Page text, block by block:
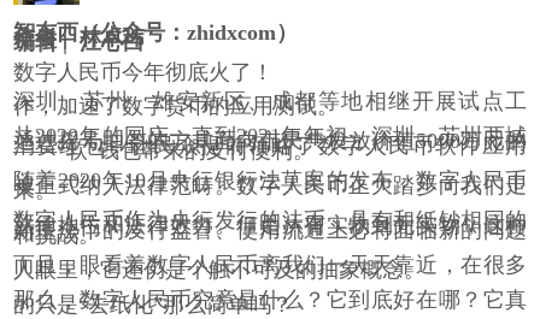
智东西（公众号： zhidxcom）
作者|林卓玮
编辑|江心白
数字人民币今年彻底火了！
深圳、苏州、雄安新区、成都等地相继开展试点工
作，加速了数字货币的应用测试。
从2020年的国庆一直到2021年年初，深圳、苏州两城
通过摇号抽签的方式面向市民共发放价值5000万元的
消费红包，让民众提前领略了数字人民币软件应用
——“软”钱包带来的支付便利。
随着2020年10月央行银行法草案的发布，数字人民币
被正式纳入法律范畴。数字人民币正大踏步向我们走
来。
数字人民币作为央行发行的法币，具有和纸钞相同的
法律地位和法律效力。但是从有实物到无实物，这种
新型法币的发行监管、使用流通上必将面临新的问题
和挑战。
而且，眼看着数字人民币离我们一天天靠近，在很多
人眼里，它还仍是个触不可及的抽象概念。
那么，数字人民币究竟是什么？它到底好在哪？它真
的只是“去纸化”那么简单吗？